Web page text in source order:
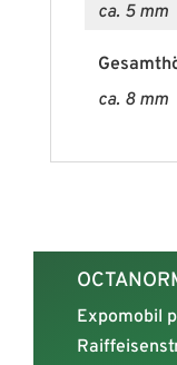
ca. 5 mm
ca. 8 mm
Expomobil